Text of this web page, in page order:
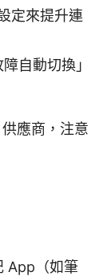
定來提升連
自動切換」
應商，注意
App（如筆